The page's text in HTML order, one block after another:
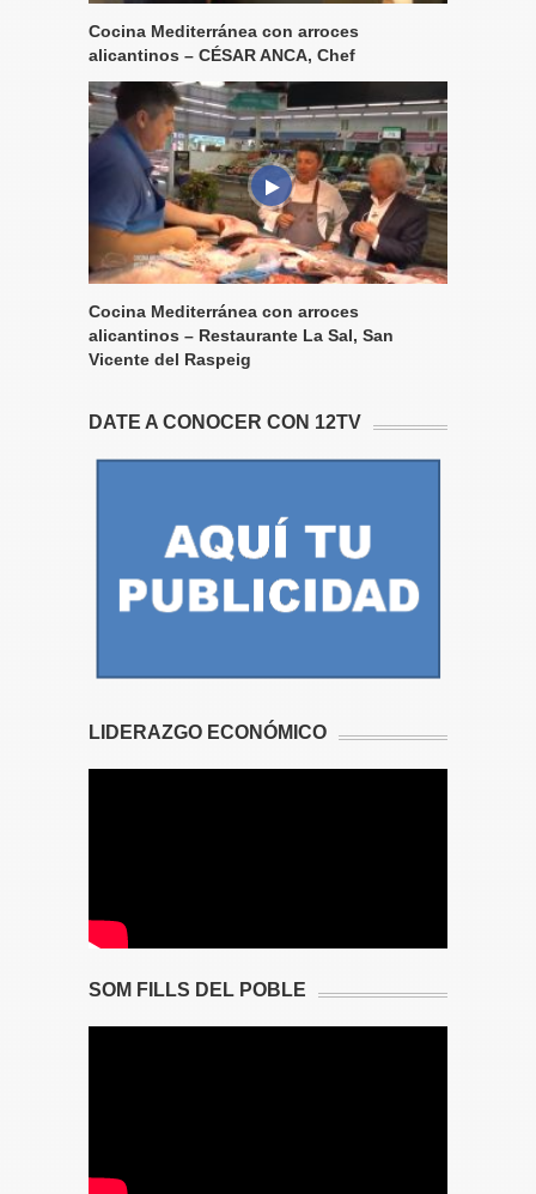
Cocina Mediterránea con arroces
alicantinos – CÉSAR ANCA, Chef
Cocina Mediterránea con arroces
alicantinos – Restaurante La Sal, San
Vicente del Raspeig
DATE A CONOCER CON 12TV
LIDERAZGO ECONÓMICO
SOM FILLS DEL POBLE